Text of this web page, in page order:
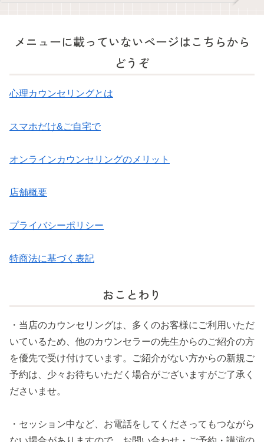
メニューに載っていないページはこちらから
どうぞ
心理カウンセリングとは
スマホだけ&ご自宅で
オンラインカウンセリングのメリット
店舗概要
プライバシーポリシー
特商法に基づく表記
おことわり
・当店のカウンセリングは、多くのお客様にご利用いただ
いているため、他のカウンセラーの先生からのご紹介の方
を優先で受け付けています。ご紹介がない方からの新規ご
予約は、少々お待ちいただく場合がございますがご了承く
ださいませ。
・セッション中など、お電話をしてくださってもつながら